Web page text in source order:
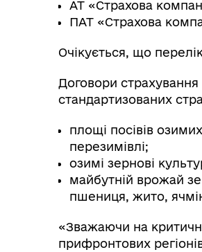
АТ «Страхова
ПАТ «Страхова
Очікується, що
Договори страхування
стандартизованих
площі посівів
перезимівлі;
озимі зернові
майбутній врожай
пшениця, жито,
«Зважаючи на
прифронтових